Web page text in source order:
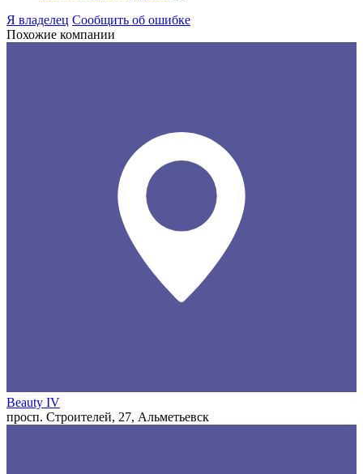
Я владелец Сообщить об ошибке
Похожие компании
Beauty IV
просп. Строителей, 27, Альметьевск